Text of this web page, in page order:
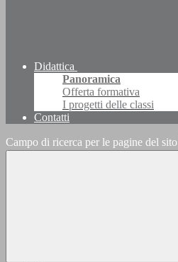
Didattica
Panoramica
Offerta formativa
I progetti delle classi
Contatti
Campo di ricerca per le pagine del sito